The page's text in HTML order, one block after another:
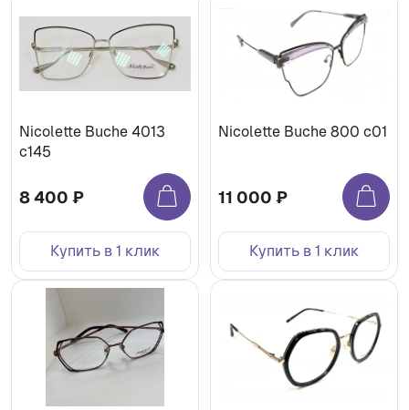
Nicolette Buche 4013
с145
8 400 ₽
Купить в 1 клик
Nicolette Buche 800 c01
11 000 ₽
Купить в 1 клик